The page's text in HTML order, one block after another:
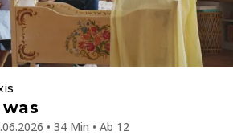
• 34 Min • Ab 12